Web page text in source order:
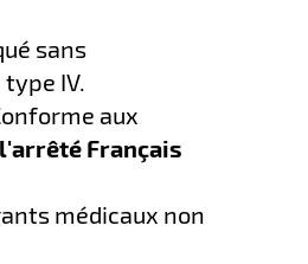
sans
IV.
aux
l'arrêté Français
médicaux non